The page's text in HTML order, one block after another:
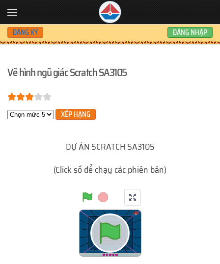
Skip to main content
ĐĂNG KÝ ĐĂNG NHẬP
Vẽ hình ngũ giác Scratch SA3105
Bạn đánh giá:
Xin hãy xếp hạng
DỰ ÁN SCRATCH SA3105
(Click số để chạy các phiên bản)